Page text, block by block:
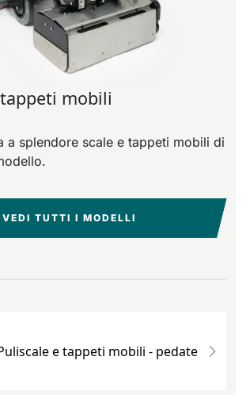
mobili
a splendore scale e tappeti mobili di
VEDI TUTTI I MODELLI
e tappeti mobili - pedate